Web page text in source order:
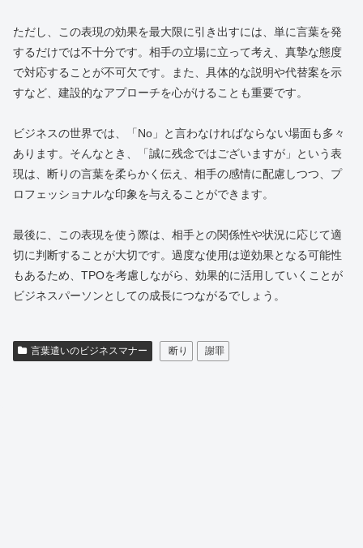
ただし、この表現の効果を最大限に引き出すには、単に言葉を発
するだけでは不十分です。相手の立場に立って考え、真摯な態度
で対応することが不可欠です。また、具体的な説明や代替案を示
すなど、建設的なアプローチを心がけることも重要です。
ビジネスの世界では、「No」と言わなければならない場面も多々
あります。そんなとき、「誠に残念ではございますが」という表
現は、断りの言葉を柔らかく伝え、相手の感情に配慮しつつ、プ
ロフェッショナルな印象を与えることができます。
最後に、この表現を使う際は、相手との関係性や状況に応じて適
切に判断することが大切です。過度な使用は逆効果となる可能性
もあるため、TPOを考慮しながら、効果的に活用していくことが
ビジネスパーソンとしての成長につながるでしょう。
言葉遣いのビジネスマナー 断り 謝罪